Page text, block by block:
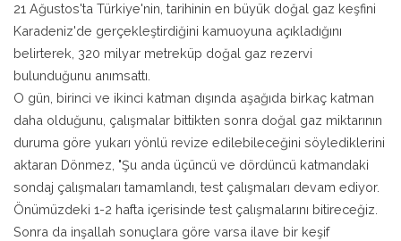
21 Ağustos'ta Türkiye'nin, tarihinin en büyük doğal gaz keşfini
Karadeniz'de gerçekleştirdiğini kamuoyuna açıkladığını
belirterek, 320 milyar metreküp doğal gaz rezervi
bulunduğunu anımsattı.
O gün, birinci ve ikinci katman dışında aşağıda birkaç katman
daha olduğunu, çalışmalar bittikten sonra doğal gaz miktarının
duruma göre yukarı yönlü revize edilebileceğini söylediklerini
aktaran Dönmez, "Şu anda üçüncü ve dördüncü katmandaki
sondaj çalışmaları tamamlandı, test çalışmaları devam ediyor.
Önümüzdeki 1-2 hafta içerisinde test çalışmalarını bitireceğiz.
Sonra da inşallah sonuçlara göre varsa ilave bir keşif